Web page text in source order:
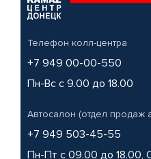
Телефон колл-центра
+7 949 00-00-550
Пн-Вс с 9.00 до 18.00
Автосалон (отдел продаж
+7 949 503-45-55
Пн-Пт с 09.00 до 18.00,